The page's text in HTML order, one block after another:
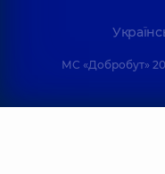
МС «Добробут»